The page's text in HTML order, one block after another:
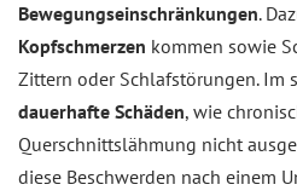
Bewegungseinschränkungen.
Kopfschmerzen kommen sowie
Zittern oder Schlafstörungen. Im
dauerhafte Schäden, wie
Querschnittslähmung nicht
diese Beschwerden nach einem